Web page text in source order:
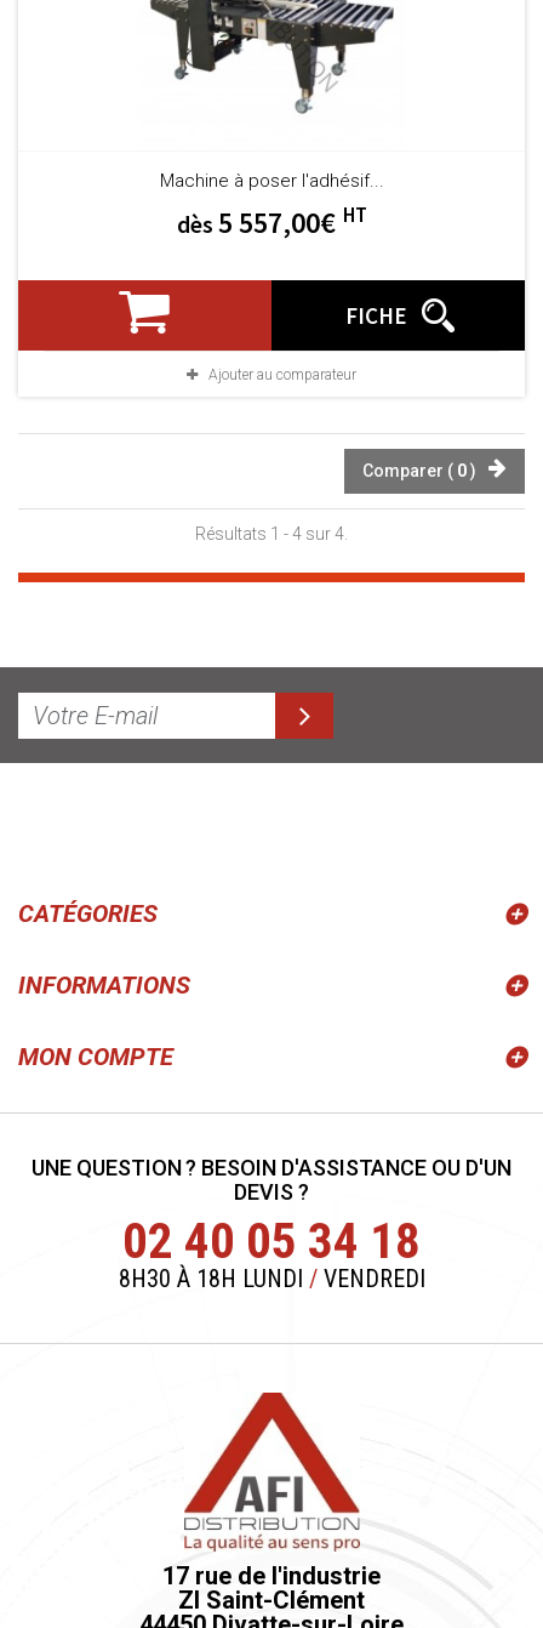
Machine à poser l'adhésif...
dès 5 557,00€ HT
FICHE
Ajouter au comparateur
Comparer ( 0)
Résultats 1 - 4 sur 4.
CATÉGORIES
INFORMATIONS
MON COMPTE
UNE QUESTION ? BESOIN D'ASSISTANCE OU D'UN
DEVIS ?
02 40 05 34 18
8H30 À 18H LUNDI /VENDREDI
17 rue de l'industrie
ZI Saint-Clément